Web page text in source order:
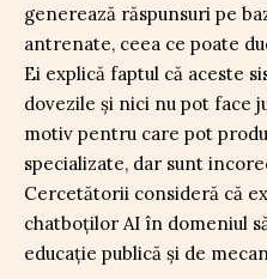
generează răspunsuri pe
antrenate, ceea ce poate
Ei explică faptul că aceste
dovezile și nici nu pot face
motiv pentru care pot
specializate, dar sunt
Cercetătorii consideră că
chatboților AI în domeniul
educație publică și de